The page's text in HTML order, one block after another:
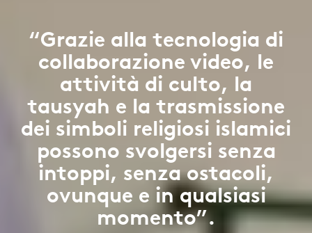
“Grazie alla tecnologia di
collaborazione video, le
attività di culto, la
tausyah e la trasmissione
dei simboli religiosi islamici
possono svolgersi senza
intoppi, senza ostacoli,
ovunque e in qualsiasi
momento”.